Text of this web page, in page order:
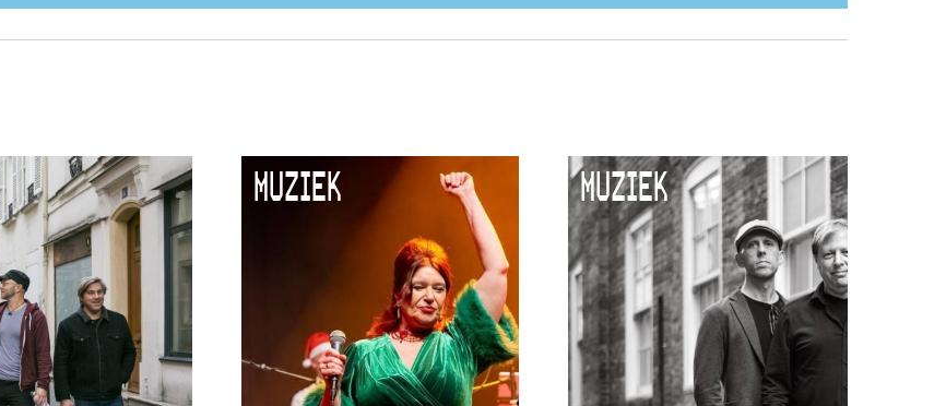
MUZIEK MUZIEK